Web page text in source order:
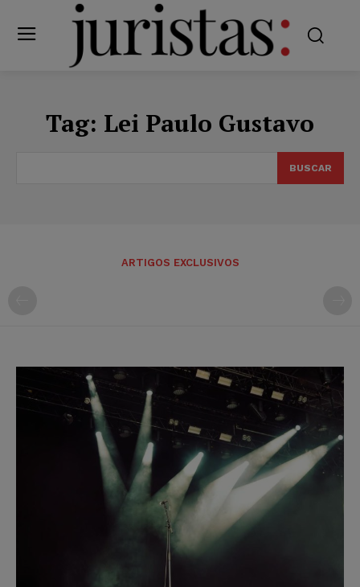
Tag: Lei Paulo Gustavo
BUSCAR
ARTIGOS EXCLUSIVOS